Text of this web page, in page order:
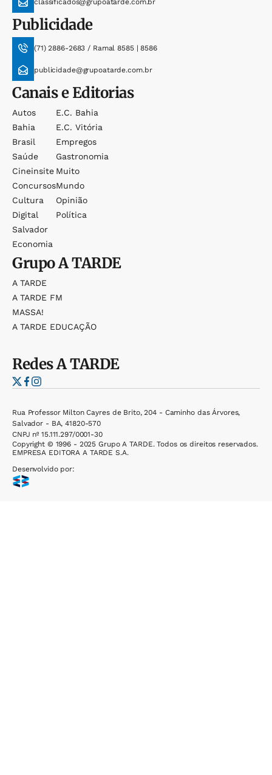
Publicidade
(71) 2886-2683 / Ramal 8585 | 8586
publicidade@grupoatarde.com.br
Canais e Editorias
Autos
Bahia
Brasil
Saúde
Cineinsite
Concursos
Cultura
Digital
Salvador
Economia
E.c. Bahia
E.c. Vitória
Empregos
Gastronomia
Muito
Mundo
Opinião
Política
GrupoA TARDE
A TARDE
A TARDE FM
MASSA!
A TARDE EDUCAÇÃO
RedesA TARDE
Rua Professor Milton Cayres de Brito, 204 - Caminho das Árvores,
Salvador - BA, 41820-570
CNPJ nº 15.111.297/0001-30
Copyright © 1996 - 2025 Grupo A TARDE. Todos os direitos reservados.
EMPRESA EDITORA A TARDE S.A.
Desenvolvido por: